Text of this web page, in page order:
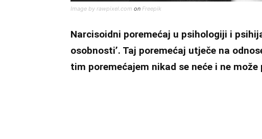
Image by rawpixel.com on Freepik
Narcisoidni poremećaj u psihologiji i
osobnosti’. Taj poremećaj utječe na
tim poremećajem nikad se neće i ne